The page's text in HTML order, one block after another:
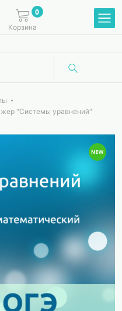
0
Корзина
"Системы уравнений"